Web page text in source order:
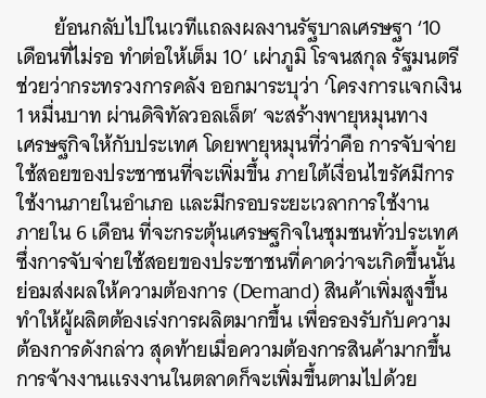
ย้อนกลับไปในเวทีแถลงผลงานรัฐบาลเศรษฐา ‘10
เดือนที่ไม่รอ ทำต่อให้เต็ม 10’ เผ่าภูมิ โรจนสกุล รัฐมนตรี
ช่วยว่ากระทรวงการคลัง ออกมาระบุว่า ‘โครงการแจกเงิน
1 หมื่นบาท ผ่านดิจิทัลวอลเล็ต’ จะสร้างพายุหมุนทาง
เศรษฐกิจให้กับประเทศ โดยพายุหมุนที่ว่าคือ การจับจ่าย
ใช้สอยของประชาชนที่จะเพิ่มขึ้น ภายใต้เงื่อนไขรัศมีการ
ใช้งานภายในอำเภอ และมีกรอบระยะเวลาการใช้งาน
ภายใน 6 เดือน ที่จะกระตุ้นเศรษฐกิจในชุมชนทั่วประเทศ
ซึ่งการจับจ่ายใช้สอยของประชาชนที่คาดว่าจะเกิดขึ้นนั้น
ย่อมส่งผลให้ความต้องการ (Demand) สินค้าเพิ่มสูงขึ้น
ทำให้ผู้ผลิตต้องเร่งการผลิตมากขึ้น เพื่อรองรับกับความ
ต้องการดังกล่าว สุดท้ายเมื่อความต้องการสินค้ามากขึ้น
การจ้างงานแรงงานในตลาดก็จะเพิ่มขึ้นตามไปด้วย